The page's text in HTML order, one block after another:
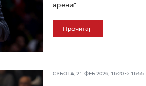
арени"...
Прочитај
СУБОТА, 21. ФЕБ 2026, 16:20 -> 16:55